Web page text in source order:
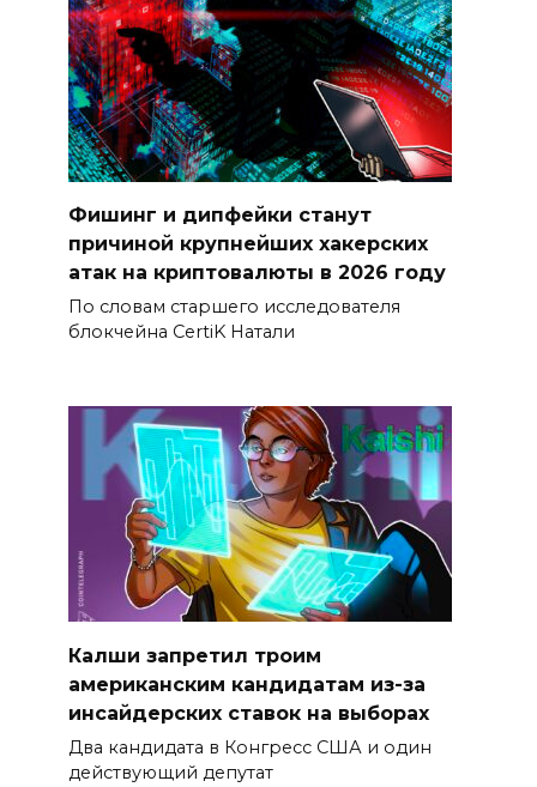
Фишинг и дипфейки станут
причиной крупнейших хакерских
атак на криптовалюты в 2026 году
По словам старшего исследователя
блокчейна CertiK Натали
Калши запретил троим
американским кандидатам из-за
инсайдерских ставок на выборах
Два кандидата в Конгресс США и один
действующий депутат